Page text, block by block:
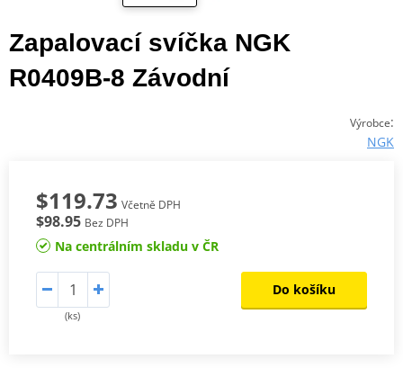
Zapalovací svíčka NGK
R0409B-8 Závodní
Výrobce:
NGK
$119.73 Včetně DPH
$98.95 Bez DPH
Na centrálním skladu v ČR
(ks)
Do košíku